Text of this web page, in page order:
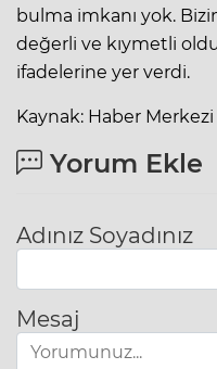
bulma imkanı yok.
değerli ve kıymetli
ifadelerine yer verdi.
Kaynak: Haber Merkezi
Yorum Ekle
Adınız Soyadınız
Mesaj